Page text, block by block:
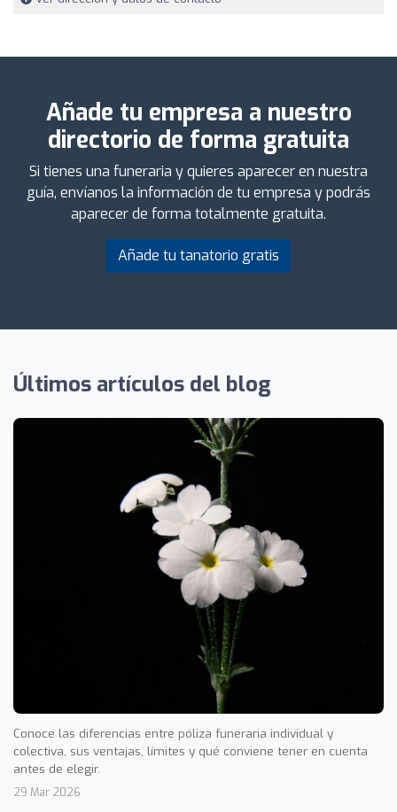
Añade tu empresa a nuestro
directorio de forma gratuita
Si tienes una funeraria y quieres aparecer en nuestra
guía, envíanos la información de tu empresa y podrás
aparecer de forma totalmente gratuita.
Añade tu tanatorio gratis
Últimos artículos del blog
Conoce las diferencias entre póliza funeraria individual y
colectiva, sus ventajas, límites y qué conviene tener en cuenta
antes de elegir.
29 Mar 2026